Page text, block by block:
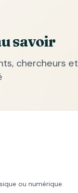
savoir
chercheurs et
ou numérique.